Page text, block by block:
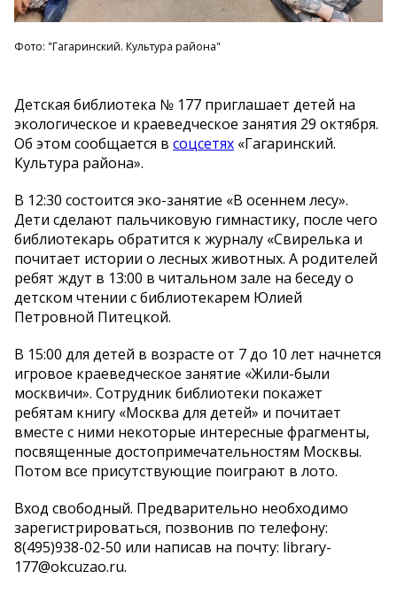
Фото: "Гагаринский. Культура района"
Детская библиотека № 177 приглашает детей на
экологическое и краеведческое занятия 29 октября.
Об этом сообщается в соцсетях «Гагаринский.
Культура района».
В 12:30 состоится эко-занятие «В осеннем лесу».
Дети сделают пальчиковую гимнастику, после чего
библиотекарь обратится к журналу «Свирелька и
почитает истории о лесных животных. А родителей
ребят ждут в 13:00 в читальном зале на беседу о
детском чтении с библиотекарем Юлией
Петровной Питецкой.
В 15:00 для детей в возрасте от 7 до 10 лет начнется
игровое краеведческое занятие «Жили-были
москвичи». Сотрудник библиотеки покажет
ребятам книгу «Москва для детей» и почитает
вместе с ними некоторые интересные фрагменты,
посвященные достопримечательностям Москвы.
Потом все присутствующие поиграют в лото.
Вход свободный. Предварительно необходимо
зарегистрироваться, позвонив по телефону:
8(495)938-02-50 или написав на почту: library-
177@okcuzao.ru.